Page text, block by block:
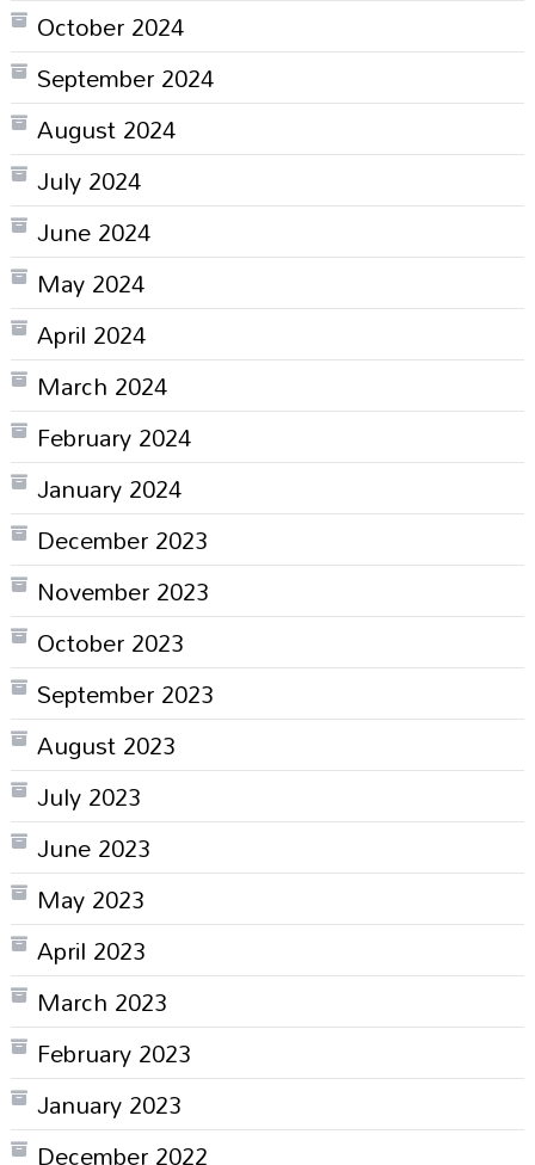
October 2024
September 2024
August 2024
July 2024
June 2024
May 2024
April 2024
March 2024
February 2024
January 2024
December 2023
November 2023
October 2023
September 2023
August 2023
July 2023
June 2023
May 2023
April 2023
March 2023
February 2023
January 2023
December 2022